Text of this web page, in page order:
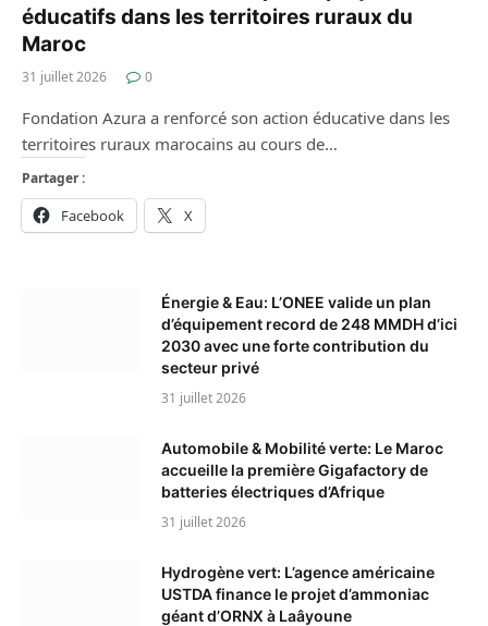
éducatifs dans les territoires ruraux du
Maroc
31 juillet 2026 0
Fondation Azura a renforcé son action éducative dans les
territoires ruraux marocains au cours de…
Partager :
Facebook X
Énergie & Eau: L’ONEE valide un plan
d’équipement record de 248 MMDH d’ici
2030 avec une forte contribution du
secteur privé
31 juillet 2026
Automobile & Mobilité verte: Le Maroc
accueille la première Gigafactory de
batteries électriques d’Afrique
31 juillet 2026
Hydrogène vert: L’agence américaine
USTDA finance le projet d’ammoniac
géant d’ORNX à Laâyoune